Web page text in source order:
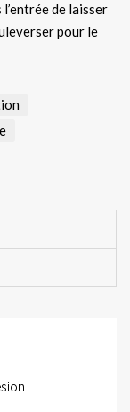
de laisser
pour le